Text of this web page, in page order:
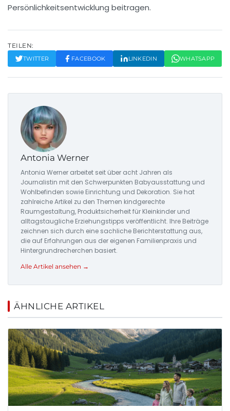
Persönlichkeitsentwicklung beitragen.
TEILEN:
TWITTER FACEBOOK LINKEDIN WHATSAPP
Antonia Werner
Antonia Werner arbeitet seit über acht Jahren als
Journalistin mit den Schwerpunkten Babyausstattung und
Wohlbefinden sowie Einrichtung und Dekoration. Sie hat
zahlreiche Artikel zu den Themen kindgerechte
Raumgestaltung, Produktsicherheit für Kleinkinder und
alltagstaugliche Erziehungstipps veröffentlicht. Ihre Beiträge
zeichnen sich durch eine sachliche Berichterstattung aus,
die auf Erfahrungen aus der eigenen Familienpraxis und
Hintergrundrecherchen basiert.
Alle Artikel ansehen →
ÄHNLICHE ARTIKEL